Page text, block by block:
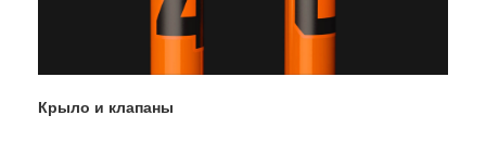
Крыло и клапаны